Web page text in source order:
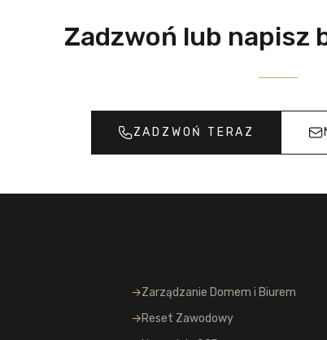
Zadzwoń lub napisz
ZADZWOŃ TERAZ
→Zarządzanie Domem i Biurem
→Reset Zawodowy